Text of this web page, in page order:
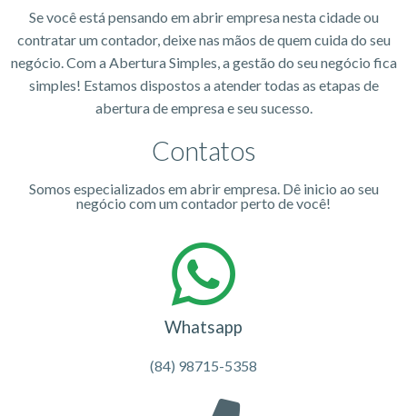
Se você está pensando em abrir empresa nesta cidade ou
contratar um contador, deixe nas mãos de quem cuida do seu
negócio. Com a Abertura Simples, a gestão do seu negócio fica
simples! Estamos dispostos a atender todas as etapas de
abertura de empresa e seu sucesso.
Contatos
Somos especializados em abrir empresa. Dê inicio ao seu
negócio com um contador perto de você!
Whatsapp
(84) 98715-5358